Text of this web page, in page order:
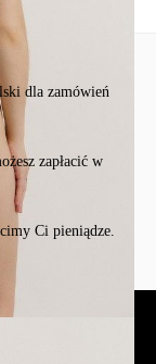
dla zamówień
zapłacić w
Ci pieniądze.